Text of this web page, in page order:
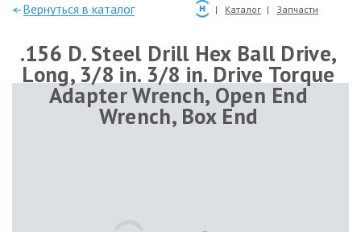
—Вернуться в каталог Каталог Запчасти
.156 D. Steel Drill Hex Ball Drive,
Long, 3/8 in. 3/8 in. Drive Torque
Adapter Wrench, Open End
Wrench, Box End